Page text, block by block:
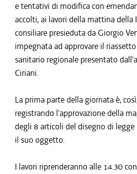
e tentativi di modifica con
accolti, ai lavori della mattina della
consiliare presieduta da Giorgio
impegnata ad approvare il
sanitario regionale presentato
Ciriani.
La prima parte della giornata è,
registrando l'approvazione della
degli 8 articoli del disegno di legge
il suo oggetto.
I lavori riprenderanno alle 14.30